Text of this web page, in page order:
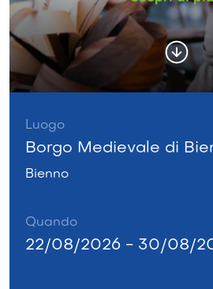
Luogo
Borgo Medievale di
Bienno
Quando
22/08/2026 - 30/08/